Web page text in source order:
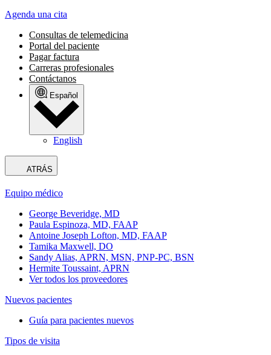
Agenda una cita
Consultas de telemedicina
Portal del paciente
Pagar factura
Carreras profesionales
Contáctanos
Español
English
ATRÁS
Equipo médico
George Beveridge, MD
Paula Espinoza, MD, FAAP
Antoine Joseph Lofton, MD, FAAP
Tamika Maxwell, DO
Sandy Alias, APRN, MSN, PNP-PC, BSN
Hermite Toussaint, APRN
Ver todos los proveedores
Nuevos pacientes
Guía para pacientes nuevos
Tipos de visita